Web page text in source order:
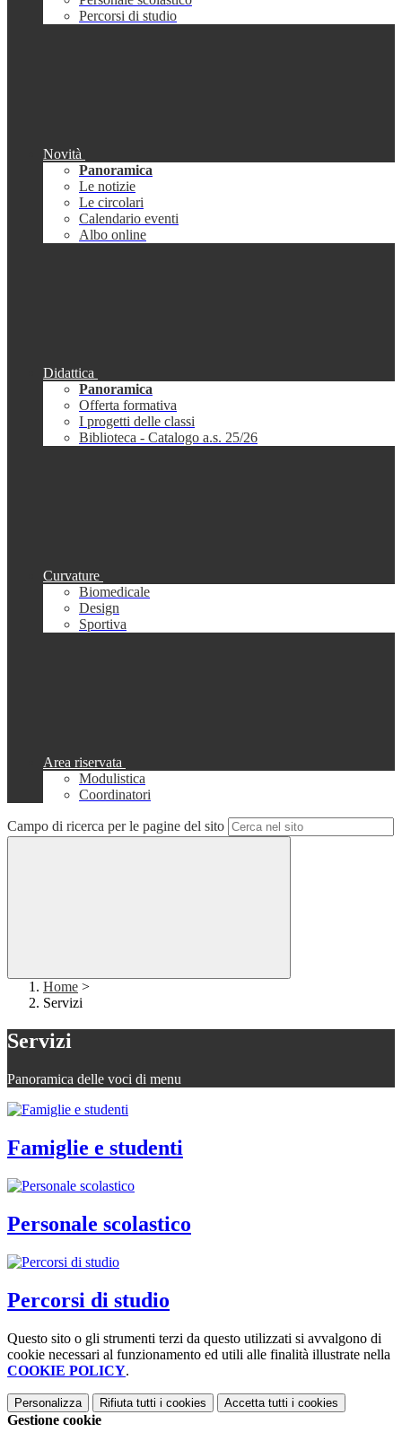
Percorsi di studio
Novità
Panoramica
Le notizie
Le circolari
Calendario eventi
Albo online
Didattica
Panoramica
Offerta formativa
I progetti delle classi
Biblioteca - Catalogo a.s. 25/26
Curvature
Biomedicale
Design
Sportiva
Area riservata
Modulistica
Coordinatori
Campo di ricerca per le pagine del sito
Home >
Servizi
Servizi
Panoramica delle voci di menu
Famiglie e studenti
Personale scolastico
Percorsi di studio
Questo sito o gli strumenti terzi da questo utilizzati si avvalgono di
cookie necessari al funzionamento ed utili alle finalità illustrate nella
COOKIE POLICY.
Personalizza Rifiuta tutti i cookies Accetta tutti i cookies
Gestione cookie